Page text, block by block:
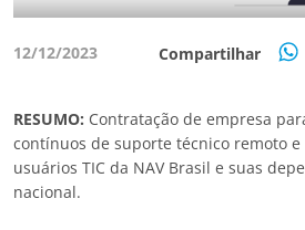
12/12/2023 Compartilhar
RESUMO: Contratação de empresa
contínuos de suporte técnico remoto
usuários TIC da NAV Brasil e suas
nacional.